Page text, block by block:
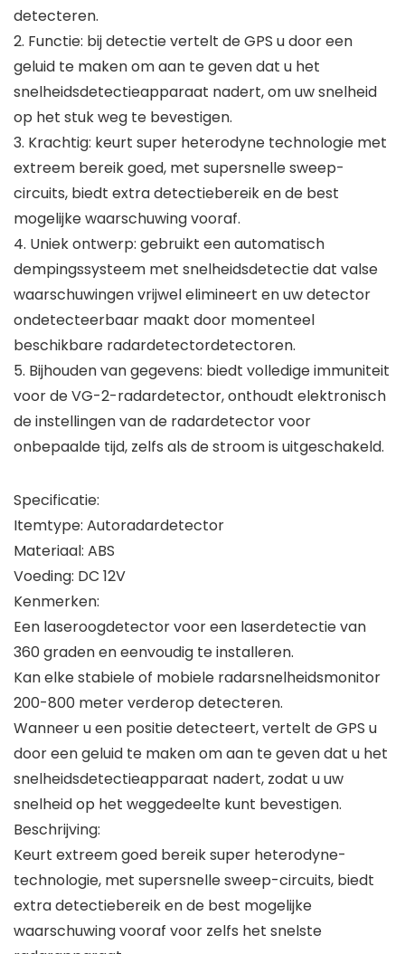
detecteren.
2. Functie: bij detectie vertelt de GPS u door een
geluid te maken om aan te geven dat u het
snelheidsdetectieapparaat nadert, om uw snelheid
op het stuk weg te bevestigen.
3. Krachtig: keurt super heterodyne technologie met
extreem bereik goed, met supersnelle sweep-
circuits, biedt extra detectiebereik en de best
mogelijke waarschuwing vooraf.
4. Uniek ontwerp: gebruikt een automatisch
dempingssysteem met snelheidsdetectie dat valse
waarschuwingen vrijwel elimineert en uw detector
ondetecteerbaar maakt door momenteel
beschikbare radardetectordetectoren.
5. Bijhouden van gegevens: biedt volledige immuniteit
voor de VG-2-radardetector, onthoudt elektronisch
de instellingen van de radardetector voor
onbepaalde tijd, zelfs als de stroom is uitgeschakeld.
Specificatie:
Itemtype: Autoradardetector
Materiaal: ABS
Voeding: DC 12V
Kenmerken:
Een laseroogdetector voor een laserdetectie van
360 graden en eenvoudig te installeren.
Kan elke stabiele of mobiele radarsnelheidsmonitor
200-800 meter verderop detecteren.
Wanneer u een positie detecteert, vertelt de GPS u
door een geluid te maken om aan te geven dat u het
snelheidsdetectieapparaat nadert, zodat u uw
snelheid op het weggedeelte kunt bevestigen.
Beschrijving:
Keurt extreem goed bereik super heterodyne-
technologie, met supersnelle sweep-circuits, biedt
extra detectiebereik en de best mogelijke
waarschuwing vooraf voor zelfs het snelste